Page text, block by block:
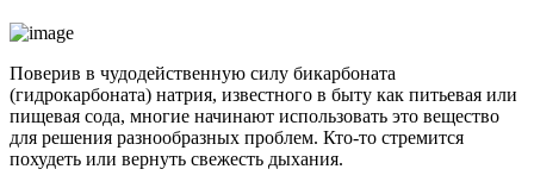
Поверив в чудодейственную силу бикарбоната
(гидрокарбоната) натрия, известного в быту как питьевая или
пищевая сода, многие начинают использовать это вещество
для решения разнообразных проблем. Кто-то стремится
похудеть или вернуть свежесть дыхания.